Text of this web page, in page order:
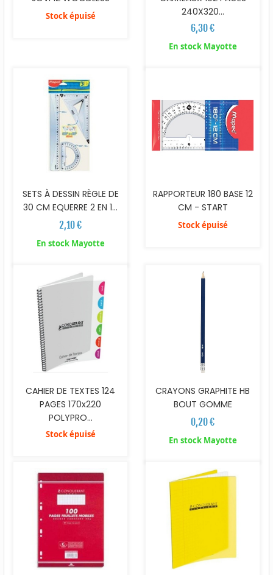
Stock épuisé
240X320...
6,30 €
En stock Mayotte
SETS À DESSIN RÈGLE DE
30 CM EQUERRE 2 EN 1...
2,10 €
En stock Mayotte
RAPPORTEUR 180 BASE 12
CM - START
Stock épuisé
CAHIER DE TEXTES 124
PAGES 170x220
POLYPRO...
Stock épuisé
CRAYONS GRAPHITE HB
BOUT GOMME
0,20 €
En stock Mayotte